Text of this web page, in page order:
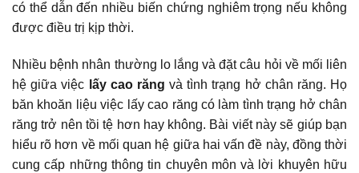
có thể dẫn đến nhiều biến chứng nghiêm trọng nếu không
được điều trị kịp thời.
Nhiều bệnh nhân thường lo lắng và đặt câu hỏi về mối liên
hệ giữa việc lấy cao răng và tình trạng hở chân răng. Họ
băn khoăn liệu việc lấy cao răng có làm tình trạng hở chân
răng trở nên tồi tệ hơn hay không. Bài viết này sẽ giúp bạn
hiểu rõ hơn về mối quan hệ giữa hai vấn đề này, đồng thời
cung cấp những thông tin chuyên môn và lời khuyên hữu